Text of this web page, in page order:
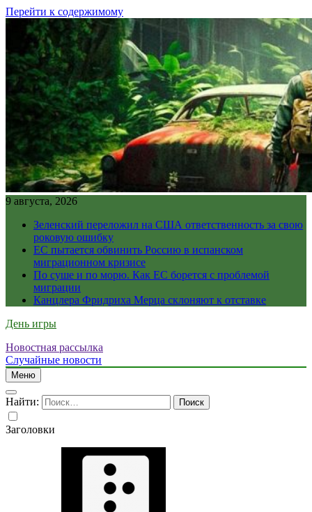
Перейти к содержимому
9 августа, 2026
Зеленский переложил на США ответственность за свою
роковую ошибку
ЕС пытается обвинить Россию в испанском
миграционном кризисе
По суше и по морю. Как ЕС борется с проблемой
миграции
Канцлера Фридриха Мерца склоняют к отставке
День игры
Новостная рассылка
Случайные новости
Меню
Найти:
Заголовки